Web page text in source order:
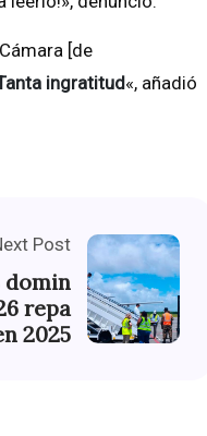
[de
ingratitud«, añadió
Post
domin
repa
2025